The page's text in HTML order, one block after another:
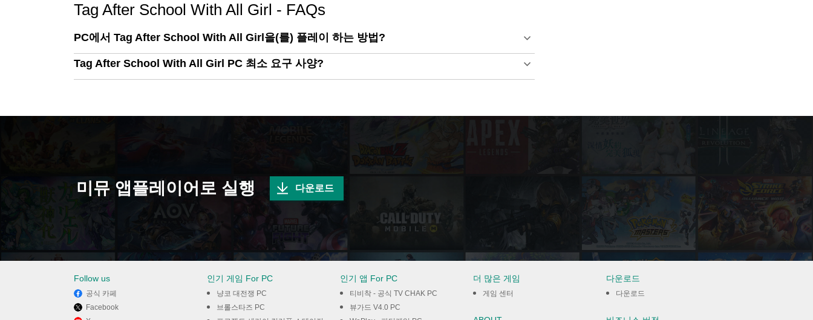
Tag After School With All Girl - FAQs
PC에서 Tag After School With All Girl을(를) 플레이 하는 방법?
Tag After School With All Girl PC 최소 요구 사양?
미뮤 앱플레이어로 실행 다운로드
Follow us
공식 카페
Facebook
인기 게임 For PC
냥코 대전쟁 PC
브롤스타즈 PC
인기 앱 For PC
티비착 - 공식 TV CHAK PC
뷰가드 V4.0 PC
더 많은 게임
게임 센터
다운로드
다운로드